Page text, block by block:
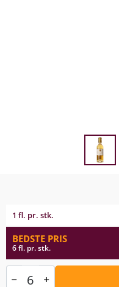
1 fl. pr. stk.
BEDSTE PRIS
6 fl. pr. stk.